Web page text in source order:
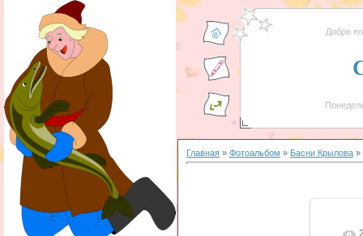
Добро
Главная » Фотоальбом » Басни Крылова »